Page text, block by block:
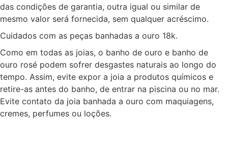
das condições de garantia, outra igual ou similar de
mesmo valor será fornecida, sem qualquer acréscimo.
Cuidados com as peças banhadas a ouro 18k.
Como em todas as joias, o banho de ouro e banho de
ouro rosé podem sofrer desgastes naturais ao longo do
tempo. Assim, evite expor a joia a produtos químicos e
retire-as antes do banho, de entrar na piscina ou no mar.
Evite contato da joia banhada a ouro com maquiagens,
cremes, perfumes ou loções.